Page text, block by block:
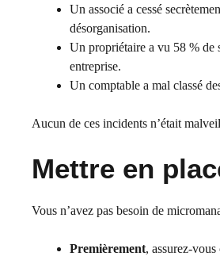
Un associé a cessé
désorganisation.
Un propriétaire a vu 58 % de
entreprise.
Un comptable a mal classé
Aucun de ces incidents n’était
Mettre en
Vous n’avez pas besoin de
Premièrement, assurez-